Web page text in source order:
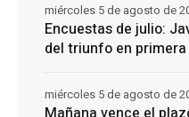
Encuestas de julio:
del triunfo en
miércoles 5 de agosto de
miércoles 5 de agosto de